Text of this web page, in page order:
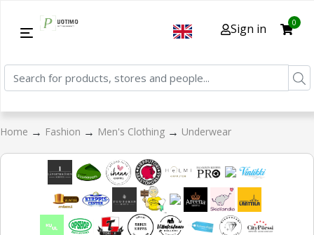
Sign in 0
Home → Fashion → Men's Clothing → Underwear